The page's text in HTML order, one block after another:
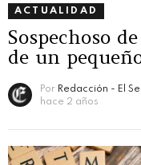
ACTUALIDAD
Sospechoso
de un
Por Redacción - El
hace 2 años